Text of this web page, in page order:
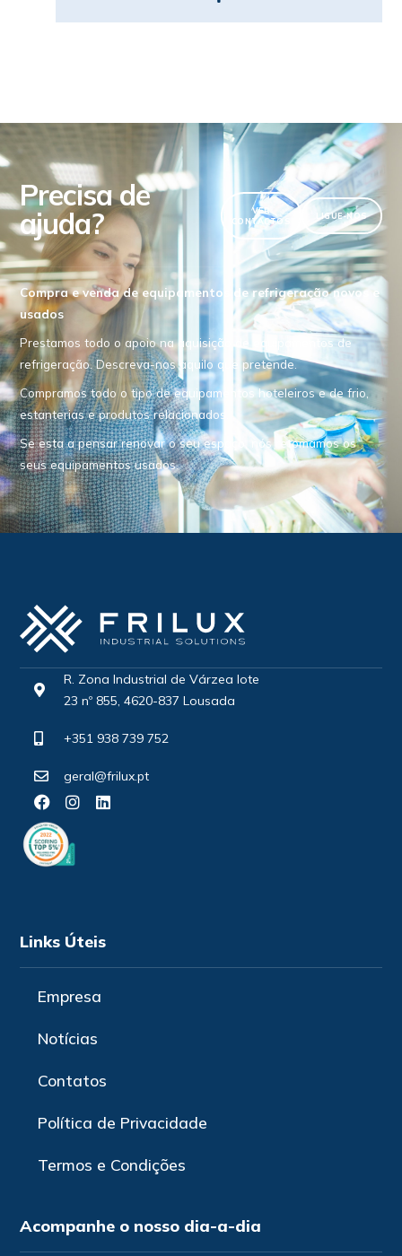
Precisa de
ajuda?
VER
CONTACTOS
LIGUE-NOS
Compra e venda de equipamentos de refrigeração novos e
usados
Prestamos todo o apoio na aquisição de equipamentos de
refrigeração. Descreva-nos aquilo que pretende.
Compramos todo o tipo de equipamentos hoteleiros e de frio,
estanterias e produtos relacionados.
Se esta a pensar renovar o seu espaço, nós retomamos os
seus equipamentos usados.
R. Zona Industrial de Várzea lote
23 nº 855, 4620-837 Lousada
+351 938 739 752
geral@frilux.pt
Links Úteis
Empresa
Notícias
Contatos
Política de Privacidade
Termos e Condições
Acompanhe o nosso dia-a-dia